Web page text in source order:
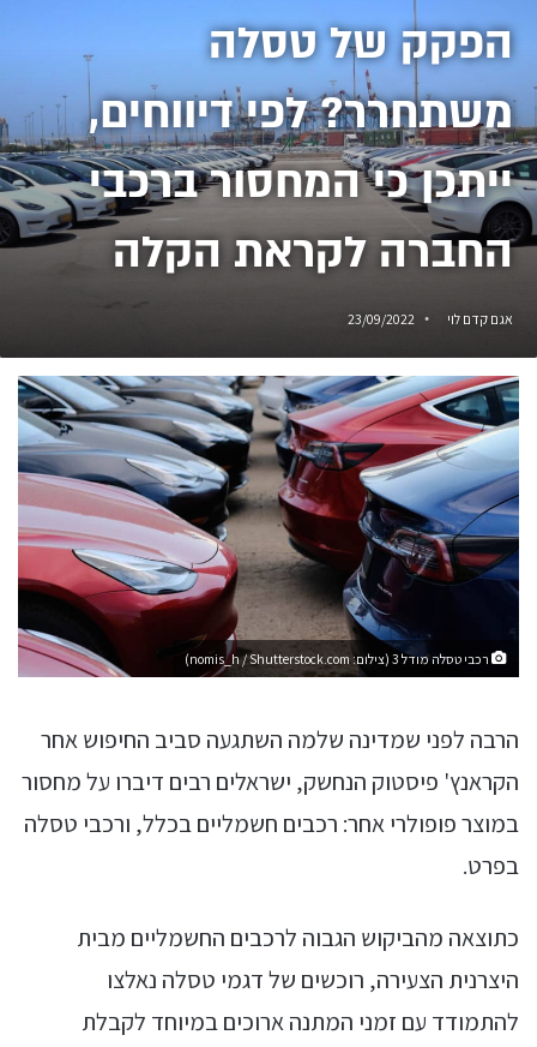
הפקק של טסלה
משתחרר? לפי דיווחים,
ייתכן כי המחסור ברכבי
החברה לקראת הקלה
אגם קדם לוי 23/09/2022
רכבי טסלה מודל 3 (צילום: nomis_h / Shutterstock.com)
הרבה לפני שמדינה שלמה השתגעה סביב החיפוש אחר
הקראנץ' פיסטוק הנחשק, ישראלים רבים דיברו על מחסור
במוצר פופולרי אחר: רכבים חשמליים בכלל, ורכבי טסלה
בפרט.
כתוצאה מהביקוש הגבוה לרכבים החשמליים מבית
היצרנית הצעירה, רוכשים של דגמי טסלה נאלצו
להתמודד עם זמני המתנה ארוכים במיוחד לקבלת